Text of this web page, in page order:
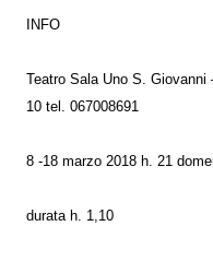
INFO
Teatro Sala Uno S.
10 tel. 067008691
8 -18 marzo 2018 h. 21
durata h. 1,10